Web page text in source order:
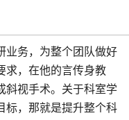
业务，为整个团队做好
求，在他的言传身教
斜视手术。关于科室学
标，那就是提升整个科